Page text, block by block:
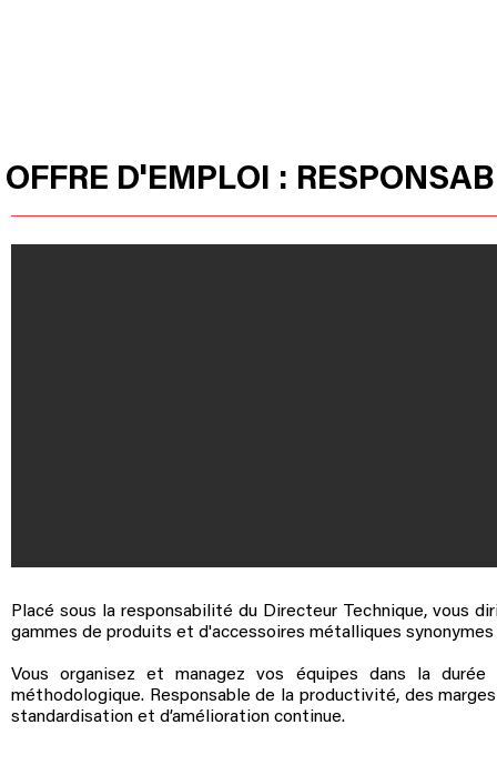
OFFRE D'EMPLOI :
Placé sous la responsabilité du Directeur Technique, vous
gammes de produits et d'accessoires métalliques
Vous organisez et managez vos équipes dans la
méthodologique. Responsable de la productivité, des
standardisation et d’amélioration continue.